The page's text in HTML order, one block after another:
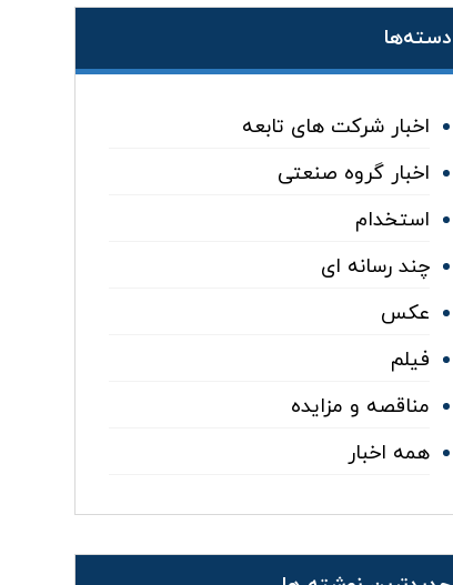
دسته‌ها
اخبار شرکت های تابعه
اخبار گروه صنعتی
استخدام
چند رسانه ای
عکس
فیلم
مناقصه و مزایده
همه اخبار